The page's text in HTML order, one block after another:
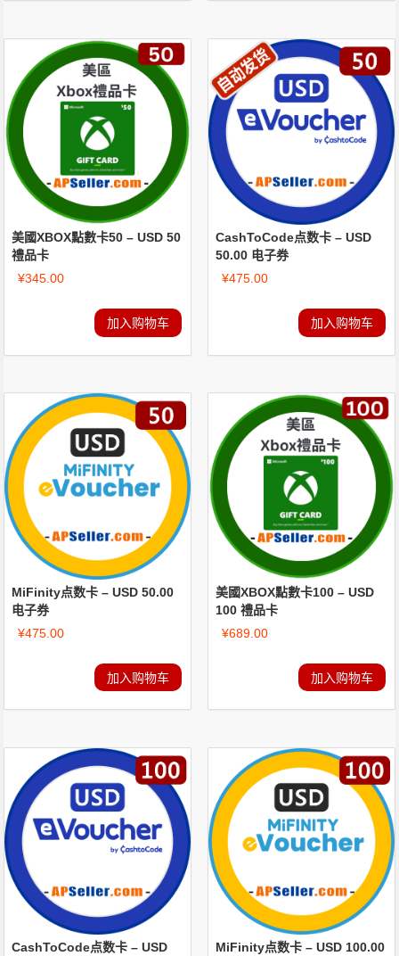
美國XBOX點數卡50 – USD 50
禮品卡
¥345.00
加入购物车
CashToCode点数卡 – USD
50.00 电子券
¥475.00
加入购物车
MiFinity点数卡 – USD 50.00
电子券
¥475.00
加入购物车
美國XBOX點數卡100 – USD
100 禮品卡
¥689.00
加入购物车
CashToCode点数卡 – USD
MiFinity点数卡 – USD 100.00